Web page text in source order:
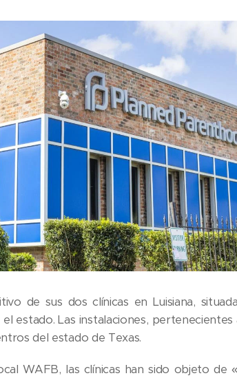
de sus dos clínicas en Luisiana,
estado. Las instalaciones,
del estado de Texas.
WAFB, las clínicas han sido objeto de